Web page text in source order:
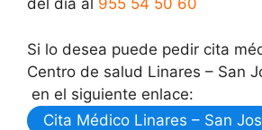
del día al 955 54 50 60
Si lo desea puede pedir cita
Centro de salud Linares – San
en el siguiente enlace:
Cita Médico Linares – San